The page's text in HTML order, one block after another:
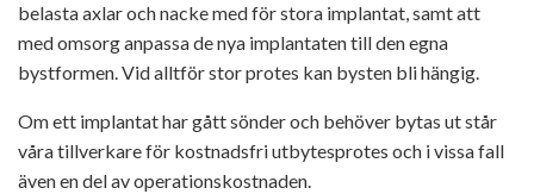
belasta axlar och nacke med för stora implantat, samt att
med omsorg anpassa de nya implantaten till den egna
bystformen. Vid alltför stor protes kan bysten bli hängig.
Om ett implantat har gått sönder och behöver bytas ut står
våra tillverkare för kostnadsfri utbytesprotes och i vissa fall
även en del av operationskostnaden.